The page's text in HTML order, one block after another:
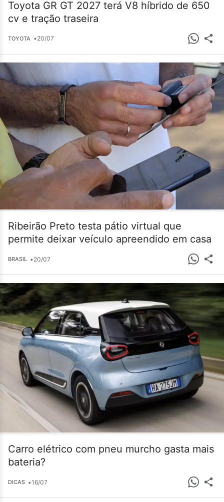
Toyota GR GT 2027 terá V8 híbrido de 650
cv e tração traseira
TOYOTA •20/07
Ribeirão Preto testa pátio virtual que
permite deixar veículo apreendido em casa
BRASIL •20/07
Carro elétrico com pneu murcho gasta mais
bateria?
DICAS •16/07